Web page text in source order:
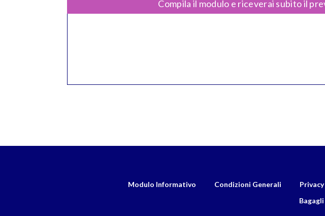
Compila il modulo e riceverai subito il
Modulo Informativo Condizioni Generali